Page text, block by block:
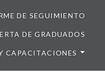
DE SEGUIMIENTO
DE GRADUADOS
CAPACITACIONES